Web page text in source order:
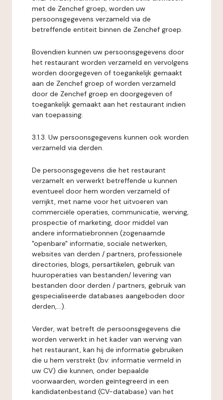
met de Zenchef groep, worden uw
persoonsgegevens verzameld via de
betreffende entiteit binnen de Zenchef groep.
Bovendien kunnen uw persoonsgegevens door
het restaurant worden verzameld en vervolgens
worden doorgegeven of toegankelijk gemaakt
aan de Zenchef groep of worden verzameld
door de Zenchef groep en doorgegeven of
toegankelijk gemaakt aan het restaurant indien
van toepassing.
3.1.3. Uw persoonsgegevens kunnen ook worden
verzameld via derden.
De persoonsgegevens die het restaurant
verzamelt en verwerkt betreffende u kunnen
eventueel door hem worden verzameld of
verrijkt, met name voor het uitvoeren van
commerciële operaties, communicatie, werving,
prospectie of marketing, door middel van
andere informatiebronnen (zogenaamde
"openbare" informatie, sociale netwerken,
websites van derden / partners, professionele
directories, blogs, persartikelen, gebruik van
huuroperaties van bestanden/ levering van
bestanden door derden / partners, gebruik van
gespecialiseerde databases aangeboden door
derden,...).
Verder, wat betreft de persoonsgegevens die
worden verwerkt in het kader van werving van
het restaurant, kan hij de informatie gebruiken
die u hem verstrekt (bv: informatie vermeld in
uw CV) die kunnen, onder bepaalde
voorwaarden, worden geïntegreerd in een
kandidatenbestand (CV-database) van het